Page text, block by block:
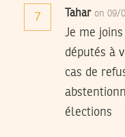
7 Tahar on 09/
Je me
députés à
cas de
élections